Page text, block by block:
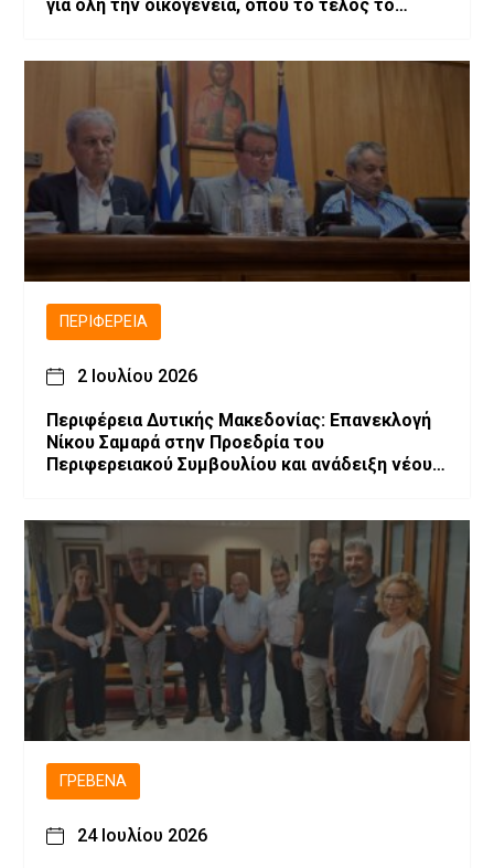
για όλη την οικογένεια, όπου το τέλος το
ΠΕΡΙΦΈΡΕΙΑ
2 Ιουλίου 2026
Περιφέρεια Δυτικής Μακεδονίας: Επανεκλογή
Νίκου Σαμαρά στην Προεδρία του
Περιφερειακού Συμβουλίου και ανάδειξη νέου
ΓΡΕΒΕΝΆ
24 Ιουλίου 2026